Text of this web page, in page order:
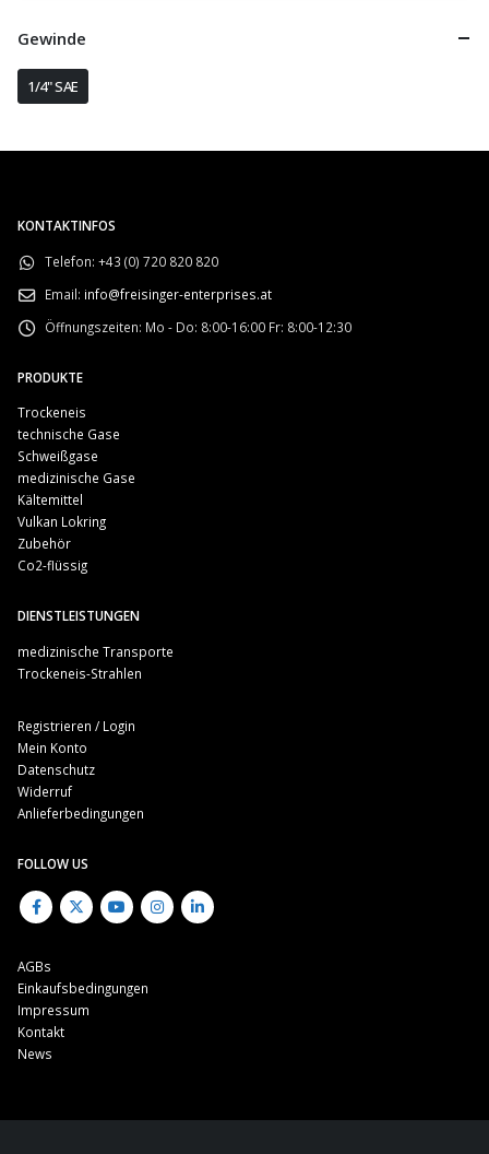
Gewinde
1/4" SAE
KONTAKTINFOS
Telefon: +43 (0) 720 820 820
Email: info@freisinger-enterprises.at
Öffnungszeiten: Mo - Do: 8:00-16:00 Fr: 8:00-12:30
PRODUKTE
Trockeneis
technische Gase
Schweißgase
medizinische Gase
Kältemittel
Vulkan Lokring
Zubehör
Co2-flüssig
DIENSTLEISTUNGEN
medizinische Transporte
Trockeneis-Strahlen
Registrieren / Login
Mein Konto
Datenschutz
Widerruf
Anlieferbedingungen
FOLLOW US
AGBs
Einkaufsbedingungen
Impressum
Kontakt
News